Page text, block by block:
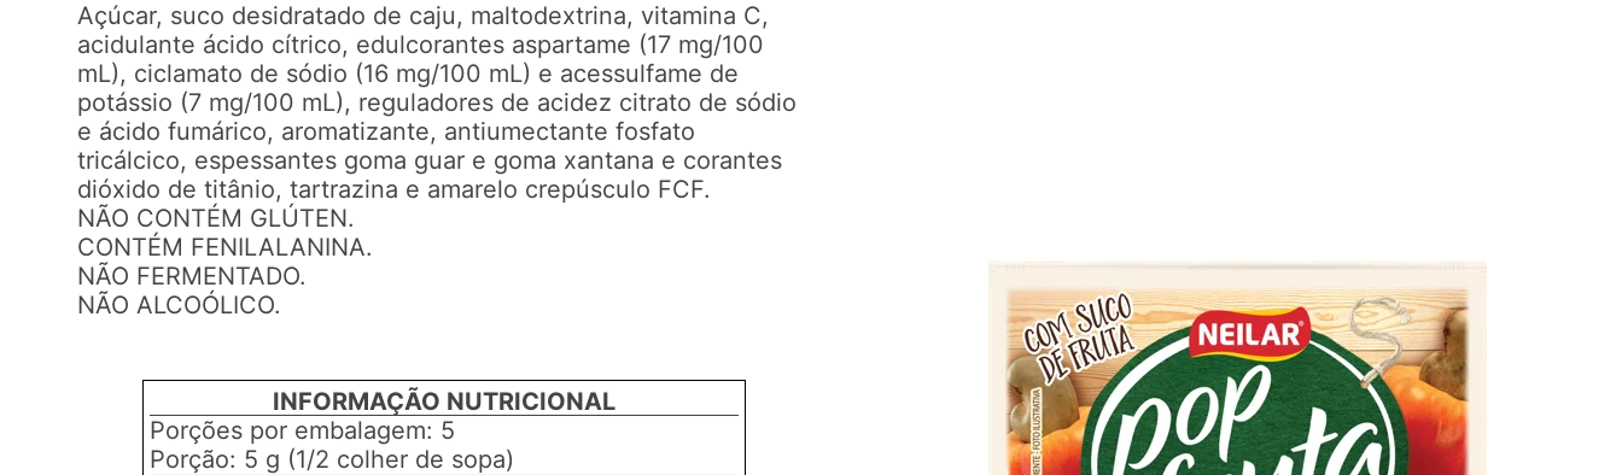
Açúcar, suco desidratado de caju, maltodextrina, vitamina C,
acidulante ácido cítrico, edulcorantes aspartame (17 mg/100
mL), ciclamato de sódio (16 mg/100 mL) e acessulfame de
potássio (7 mg/100 mL), reguladores de acidez citrato de sódio
e ácido fumárico, aromatizante, antiumectante fosfato
tricálcico, espessantes goma guar e goma xantana e corantes
dióxido de titânio, tartrazina e amarelo crepúsculo FCF.
NÃO CONTÉM GLÚTEN.
CONTÉM FENILALANINA.
NÃO FERMENTADO.
NÃO ALCOÓLICO.
INFORMAÇÃO NUTRICIONAL
Porções por embalagem: 5
Porção: 5 g (1/2 colher de sopa)